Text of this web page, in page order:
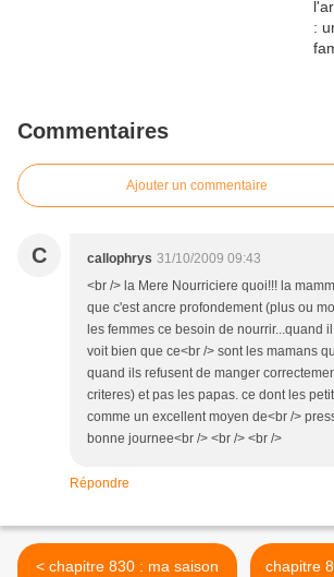
Commentaires
Ajouter un commentaire
C callophrys 31/10/2009 09:43
<br /> la Mere Nourriciere quoi!!! la
que c'est ancre profondement (plus ou
les femmes ce besoin de nourrir...quand
voit bien que ce<br /> sont les mamans
quand ils refusent de manger
criteres) et pas les papas. ce dont les
comme un excellent moyen de<br />
bonne journee<br /> <br /> <br />
Répondre
< chapitre 830 : ma saison
chapitre